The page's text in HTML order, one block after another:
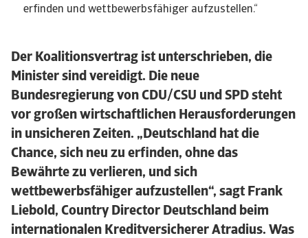
Der Koalitionsvertrag ist unterschrieben, die
Minister sind vereidigt. Die neue
Bundesregierung von CDU/CSU und SPD steht
vor großen wirtschaftlichen Herausforderungen
in unsicheren Zeiten. „Deutschland hat die
Chance, sich neu zu erfinden, ohne das
Bewährte zu verlieren, und sich
wettbewerbsfähiger aufzustellen“, sagt Frank
Liebold, Country Director Deutschland beim
internationalen Kreditversicherer Atradius. Was
erfinden und wettbewerbsfähiger aufzustellen.“